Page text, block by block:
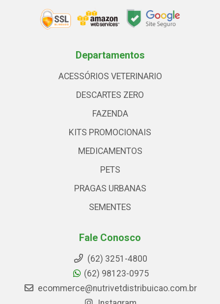
Departamentos
ACESSÓRIOS VETERINARIO
DESCARTES ZERO
FAZENDA
KITS PROMOCIONAIS
MEDICAMENTOS
PETS
PRAGAS URBANAS
SEMENTES
Fale Conosco
(62) 3251-4800
(62) 98123-0975
ecommerce@nutrivetdistribuicao.com.br